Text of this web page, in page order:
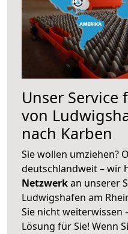
Unser
von
nach Karben
Sie wollen umziehen?
deutschlandweit – wir
Netzwerkan unserer
Ludwigshafen am
Sie nicht weiterwissen
Lösung für Sie! Wenn